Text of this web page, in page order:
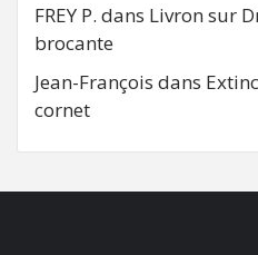
FREY P. dans Livron sur
brocante
Jean-François dans
cornet